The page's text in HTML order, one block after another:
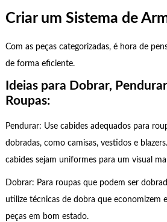
Criar um Sistema de
Com as peças categorizadas, é hora de
de forma eficiente.
Ideias para Dobrar,
Roupas:
Pendurar: Use cabides adequados para
dobradas, como camisas, vestidos e
cabides sejam uniformes para um visual
Dobrar: Para roupas que podem ser
utilize técnicas de dobra que economizem
peças em bom estado.